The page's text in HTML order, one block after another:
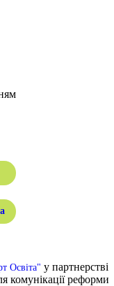
Освіта" у партнерстві
комунікації реформи